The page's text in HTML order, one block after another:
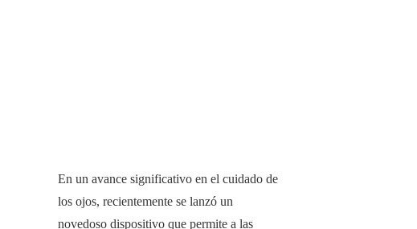
En un avance significativo en el cuidado de
los ojos, recientemente se lanzó un
novedoso dispositivo que permite a las